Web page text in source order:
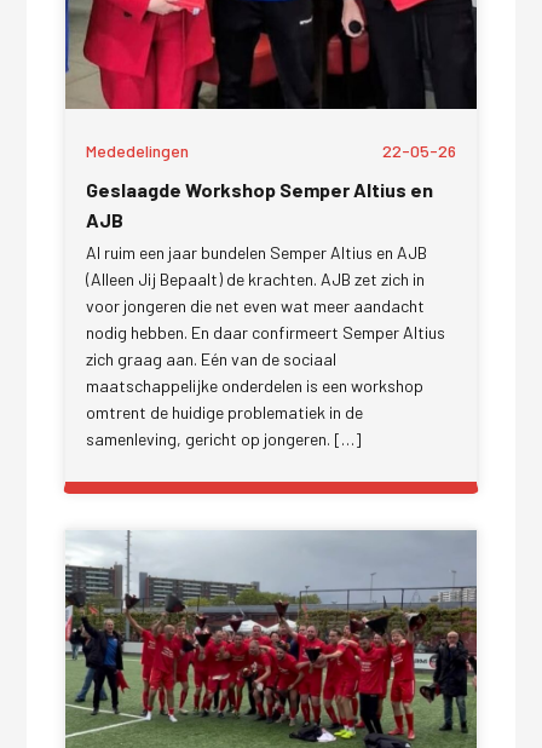
Mededelingen 22-05-26
Geslaagde Workshop Semper Altius en
AJB
Al ruim een jaar bundelen Semper Altius en AJB
(Alleen Jij Bepaalt) de krachten. AJB zet zich in
voor jongeren die net even wat meer aandacht
nodig hebben. En daar confirmeert Semper Altius
zich graag aan. Eén van de sociaal
maatschappelijke onderdelen is een workshop
omtrent de huidige problematiek in de
samenleving, gericht op jongeren. […]